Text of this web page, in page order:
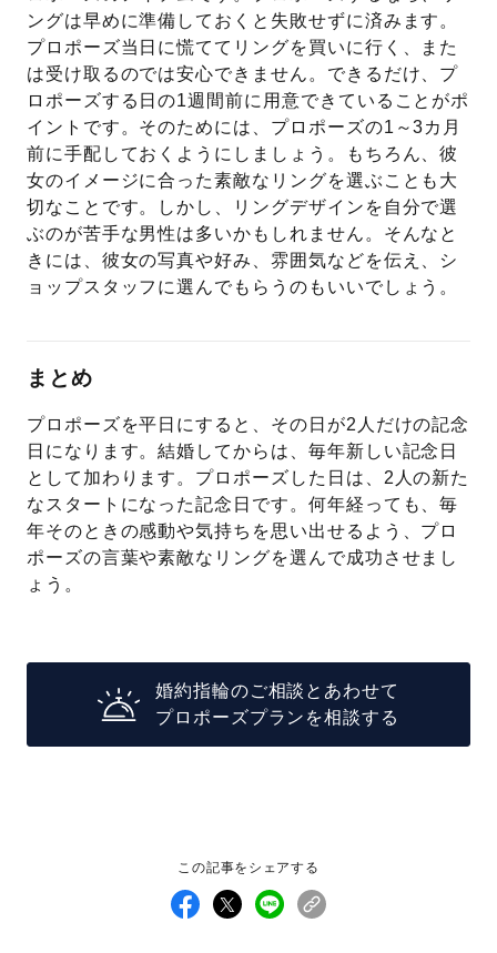
ングは早めに準備しておくと失敗せずに済みます。
プロポーズ当日に慌ててリングを買いに行く、また
は受け取るのでは安心できません。できるだけ、プ
ロポーズする日の1週間前に用意できていることがポ
イントです。そのためには、プロポーズの1～3カ月
前に手配しておくようにしましょう。もちろん、彼
女のイメージに合った素敵なリングを選ぶことも大
切なことです。しかし、リングデザインを自分で選
ぶのが苦手な男性は多いかもしれません。そんなと
きには、彼女の写真や好み、雰囲気などを伝え、シ
ョップスタッフに選んでもらうのもいいでしょう。
まとめ
プロポーズを平日にすると、その日が2人だけの記念
日になります。結婚してからは、毎年新しい記念日
として加わります。プロポーズした日は、2人の新た
なスタートになった記念日です。何年経っても、毎
年そのときの感動や気持ちを思い出せるよう、プロ
ポーズの言葉や素敵なリングを選んで成功させまし
ょう。
婚約指輪のご相談とあわせて
プロポーズプランを相談する
この記事をシェアする